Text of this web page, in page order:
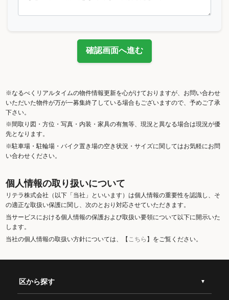
確認画面へ進む
※なるべくリアルタイムの物件情報更新を心がけておりますが、お問い合わせ
いただいた物件が万が一募集終了している場合もございますので、予めご了承
下さい。
※間取り図・方位・写真・内装・家具の有無等、現況と異なる場合は現況が優
先となります。
※駐車場・駐輪場・バイク置き場の空き状況・サイズに関してはお気軽にお問
い合わせください。
個人情報の取り扱いについて
リテラ株式会社（以下「当社」といいます）は個人情報の重要性を認識し、そ
の適正な取扱い保護に関し、次のとおり対応させていただきます。
当サービスにおける個人情報の保護および取扱い要領について以下に開示いた
します。
当社の個人情報の取扱い方針については、【こちら 】をご覧ください。
区から探す